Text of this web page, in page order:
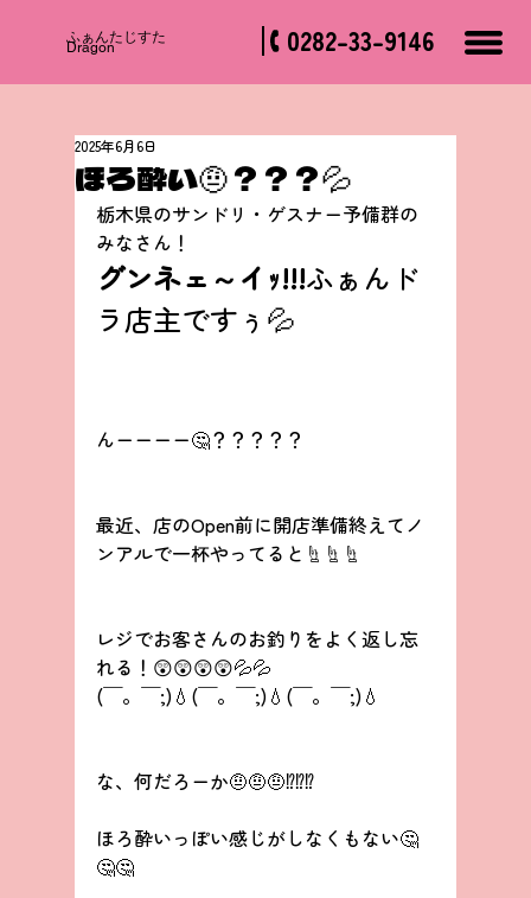
​ふぁんたじすた
Dragon 0282-33-9146
ほろ酔い🤨？？？💦
2025年6月6日
栃木県のサンドリ・ゲスナー予備群の
みなさん！
グンネェ～イｯ!!!ふぁんド
ラ店主ですぅ💦
んーーーー🤔？？？？？
最近、店のOpen前に開店準備終えてノ
ンアルで一杯やってると☝☝☝
レジでお客さんのお釣りをよく返し忘
れる！😲😲😲😲💦💦
(￣。￣;)💧(￣。￣;)💧(￣。￣;)💧
な、何だろーか🤨🤨🤨⁉️⁉️⁉️
ほろ酔いっぽい感じがしなくもない🤔
🤔🤔